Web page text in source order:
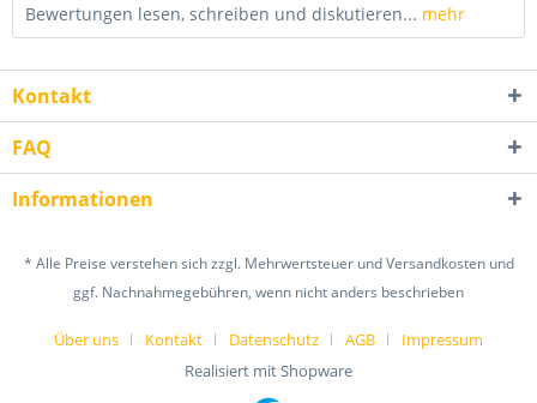
Bewertungen lesen, schreiben und diskutieren... mehr
Kontakt
FAQ
Informationen
* Alle Preise verstehen sich zzgl. Mehrwertsteuer und Versandkosten und
ggf. Nachnahmegebühren, wenn nicht anders beschrieben
Über uns Kontakt Datenschutz AGB
Impressum
Realisiert mit Shopware